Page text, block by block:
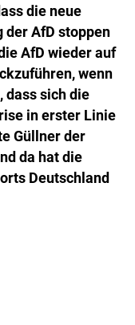
die neue
der AfD stoppen
AfD wieder auf
wenn
dass sich die
in erster Linie
Güllner der
da hat die
Deutschland